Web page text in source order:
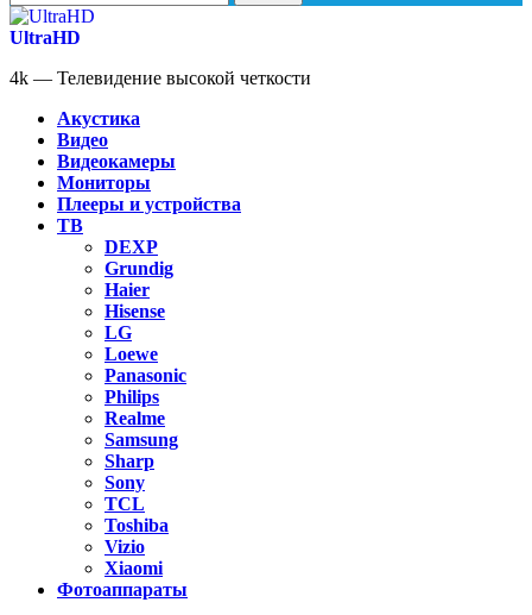
для:
UltraHD
4k — Телевидение высокой четкости
Акустика
Видео
Видеокамеры
Мониторы
Плееры и устройства
ТВ
DEXP
Grundig
Haier
Hisense
LG
Loewe
Panasonic
Philips
Realme
Samsung
Sharp
Sony
TCL
Toshiba
Vizio
Xiaomi
Фотоаппараты